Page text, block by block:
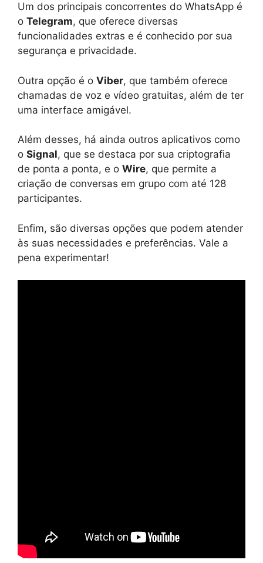
Um dos principais concorrentes do WhatsApp é
o Telegram, que oferece diversas
funcionalidades extras e é conhecido por sua
segurança e privacidade.
Outra opção é o Viber, que também oferece
chamadas de voz e vídeo gratuitas, além de ter
uma interface amigável.
Além desses, há ainda outros aplicativos como
o Signal, que se destaca por sua criptografia
de ponta a ponta, e o Wire, que permite a
criação de conversas em grupo com até 128
participantes.
Enfim, são diversas opções que podem atender
às suas necessidades e preferências. Vale a
pena experimentar!